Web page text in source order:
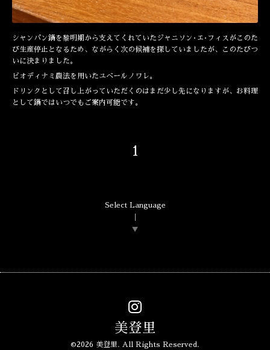
シャンパン鍋を黎明期から支えてくれていたジャニソン·エ·フィスがこのた
び生産停止となるため、ながらく次の候補を探していましたが、このたびつ
いに決まりました。
ビオディナミ農法を用いたユベールノワレ。
ドリンクとして召し上がっていただくのはまだ少し先になりますが、お料理
として鍋ではいつでもご案内可能です。
1
Select Language
▼
美登里
©2026 美登里. All Rights Reserved.